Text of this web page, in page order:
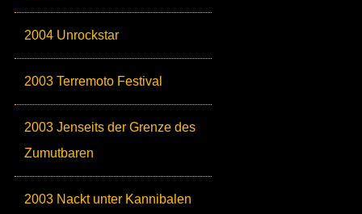
2004 Unrockstar
2003 Terremoto Festival
2003 Jenseits der Grenze des
Zumutbaren
2003 Nackt unter Kannibalen